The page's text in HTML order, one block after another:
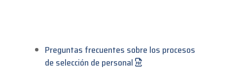
Preguntas frecuentes sobre los procesos
de selección de personal